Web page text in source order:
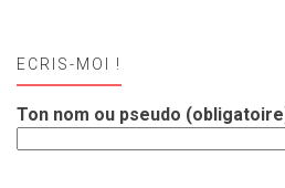
ECRIS-MOI !
Ton nom ou pseudo